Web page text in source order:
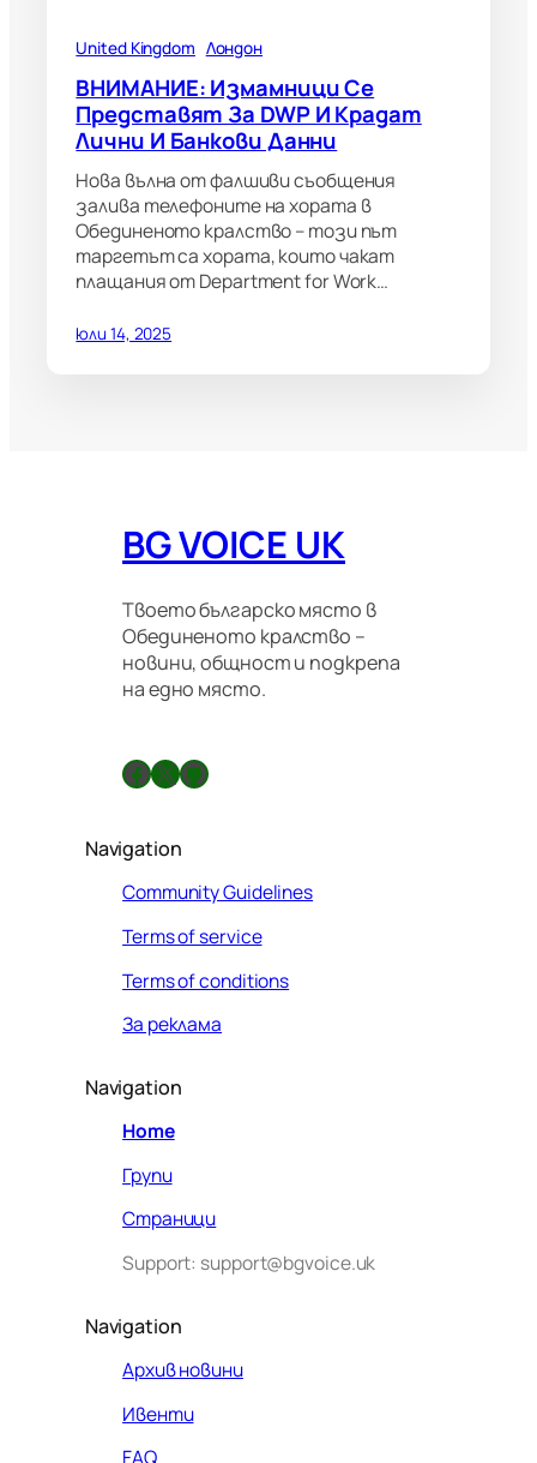
United Kingdom Лондон
ВНИМАНИЕ: Измамници Се
Представят За DWP И Крадат
Лични И Банкови Данни
Нова вълна от фалшиви съобщения
залива телефоните на хората в
Обединеното кралство – този път
таргетът са хората, които чакат
плащания от Department for Work…
юли 14, 2025
BG VOICE UK
Твоето българско място в
Обединеното кралство –
новини, общност и подкрепа
на едно място.
Facebook X GitHub
Navigation
Community Guidelines
Terms of service
Terms of conditions
За реклама
Navigation
Home
Групи
Страници
Support: support@bgvoice.uk
Navigation
Архив новини
Ивенти
FAQ